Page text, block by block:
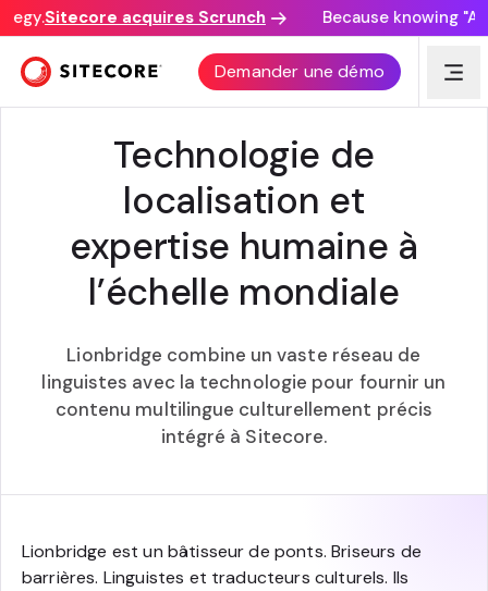
Sitecore acquires Scrunch Because knowing
Demander une démo
LIONBRIDGE TECHNOLOGIES + SITECORE
Technologie de
localisation et
expertise humaine à
l’échelle mondiale
Lionbridge combine un vaste réseau de
linguistes avec la technologie pour fournir un
contenu multilingue culturellement précis
intégré à Sitecore.
Lionbridge est un bâtisseur de ponts. Briseurs de
barrières. Linguistes et traducteurs culturels. Ils